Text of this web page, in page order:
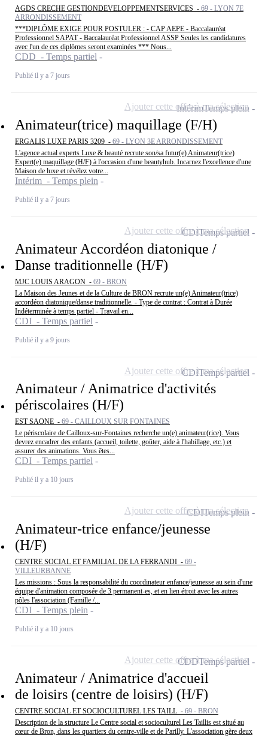
AGDS CRECHE GESTIONDEVELOPPEMENTSERVICES - 69 - LYON 7E
ARRONDISSEMENT
***DIPLÔME EXIGE POUR POSTULER : - CAP AEPE - Baccalauréat
Professionnel SAPAT - Baccalauréat Professionnel ASSP Seules les candidatures
avec l'un de ces diplômes seront examinées *** Nous...
CDD - Temps partiel
Publié il y a 7 jours
Animateur(trice) maquillage (F/H)
ERGALIS LUXE PARIS 3209 - 69 - LYON 3E ARRONDISSEMENT
L'agence actual experts Luxe & beauté recrute son/sa futur(e) Animateur(trice)
Expert(e) maquillage (H/F) à l'occasion d'une beautyhub. Incarnez l'excellence d'une
Maison de luxe et révélez votre...
Intérim - Temps plein
Publié il y a 7 jours
IntérimTemps plein
Ajouter cette offre à ma sélection
Animateur Accordéon diatonique /
Danse traditionnelle (H/F)
MJC LOUIS ARAGON - 69 - BRON
La Maison des Jeunes et de la Culture de BRON recrute un(e) Animateur(trice)
accordéon diatonique/danse traditionnelle. - Type de contrat : Contrat à Durée
Indéterminée à temps partiel - Travail en...
CDI - Temps partiel
Publié il y a 9 jours
CDITemps partiel
Ajouter cette offre à ma sélection
Animateur / Animatrice d'activités
périscolaires (H/F)
EST SAONE - 69 - CAILLOUX SUR FONTAINES
Le périscolaire de Cailloux-sur-Fontaines recherche un(e) animateur(rice). Vous
devrez encadrer des enfants (accueil, toilette, goûter, aide à l'habillage, etc.) et
assurer des animations. Vous êtes...
CDI - Temps partiel
Publié il y a 10 jours
CDITemps partiel
Ajouter cette offre à ma sélection
Animateur-trice enfance/jeunesse
(H/F)
CENTRE SOCIAL ET FAMILIAL DE LA FERRANDI - 69 -
VILLEURBANNE
Les missions : Sous la responsabilité du coordinateur enfance/jeunesse au sein d'une
équipe d'animation composée de 3 permanent-es, et en lien étroit avec les autres
pôles l'association (Famille /...
CDI - Temps plein
Publié il y a 10 jours
CDITemps plein
Ajouter cette offre à ma sélection
Animateur / Animatrice d'accueil
de loisirs (centre de loisirs) (H/F)
CENTRE SOCIAL ET SOCIOCULTUREL LES TAILL - 69 - BRON
Description de la structure Le Centre social et socioculturel Les Taillis est situé au
cœur de Bron, dans les quartiers du centre-ville et de Parilly. L'association gère deux
CDDTemps partiel
Ajouter cette offre à ma sélection